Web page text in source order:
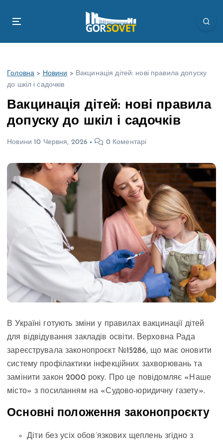
Головна > Новини > Вакцинація дітей: нові правила допуску
до шкіл і садочків
Вакцинація дітей: нові правила
допуску до шкіл і садочків
Новини 10 Червня, 2026 0 Коментарі
В Україні готують зміни у правилах вакцинації дітей
для відвідування закладів освіти. Верховна Рада
зареєструвала законопроєкт №15286, що має оновити
систему профілактики інфекційних захворювань та
замінити закон 2000 року. Про це повідомляє «Наше
місто» з посиланням на «Судово-юридичну газету».
Основні положення законопроєкту
Діти без усіх обов’язкових щеплень згідно з